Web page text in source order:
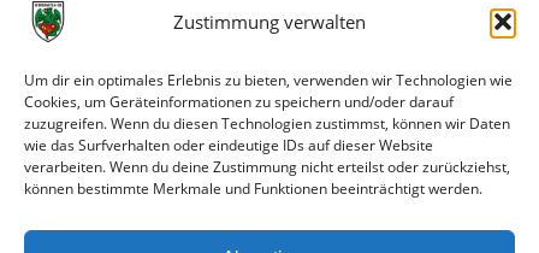
Zustimmung verwalten
Um dir ein optimales Erlebnis zu bieten, verwenden wir Technologien wie
Cookies, um Geräteinformationen zu speichern und/oder darauf
zuzugreifen. Wenn du diesen Technologien zustimmst, können wir Daten
wie das Surfverhalten oder eindeutige IDs auf dieser Website
verarbeiten. Wenn du deine Zustimmung nicht erteilst oder zurückziehst,
können bestimmte Merkmale und Funktionen beeinträchtigt werden.
31. Juli 2026
30. Juli 2026
Deine Spielminute: 89+1
28. Juli 2026
Neuer Rückensponsor